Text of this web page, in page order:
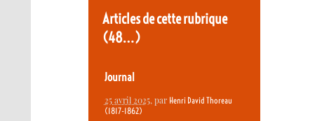
Articles de cette rubrique
(48…)
Journal
25 avril 2025, par Henri David Thoreau
(1817-1862)